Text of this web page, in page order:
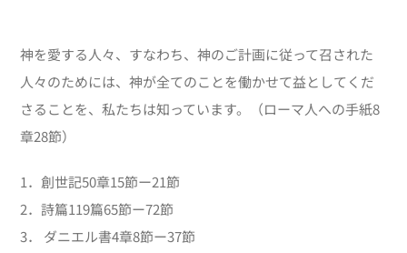
神を愛する人々、すなわち、神のご計画に従って召された
人々のためには、神が全てのことを働かせて益としてくだ
さることを、私たちは知っています。（ローマ人への手紙8
章28節）
1．創世記50章15節ー21節
2．詩篇119篇65節ー72節
3． ダニエル書4章8節ー37節